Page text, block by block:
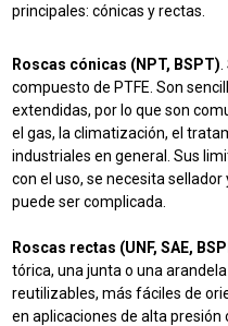
principales: cónicas y rectas.
Roscas cónicas (NPT, BSPT)
compuesto de PTFE. Son
extendidas, por lo que son
el gas, la climatización, el
industriales en general. Sus
con el uso, se necesita
puede ser complicada.
Roscas rectas (UNF, SAE,
tórica, una junta o una
reutilizables, más fáciles de
en aplicaciones de alta